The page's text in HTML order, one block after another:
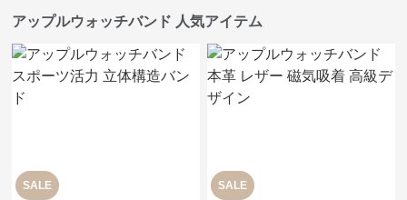
アップルウォッチバンド 人気アイテム
SALE SALE